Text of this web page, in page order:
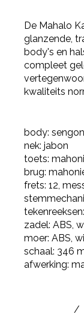
De Mahalo
glanzende,
body's en
compleet
kwaliteits
body: sengon
nek: jabon
toets:
brug:
frets: 12,
zadel: ABS,
moer: ABS,
schaal: 346
afwerking:
/